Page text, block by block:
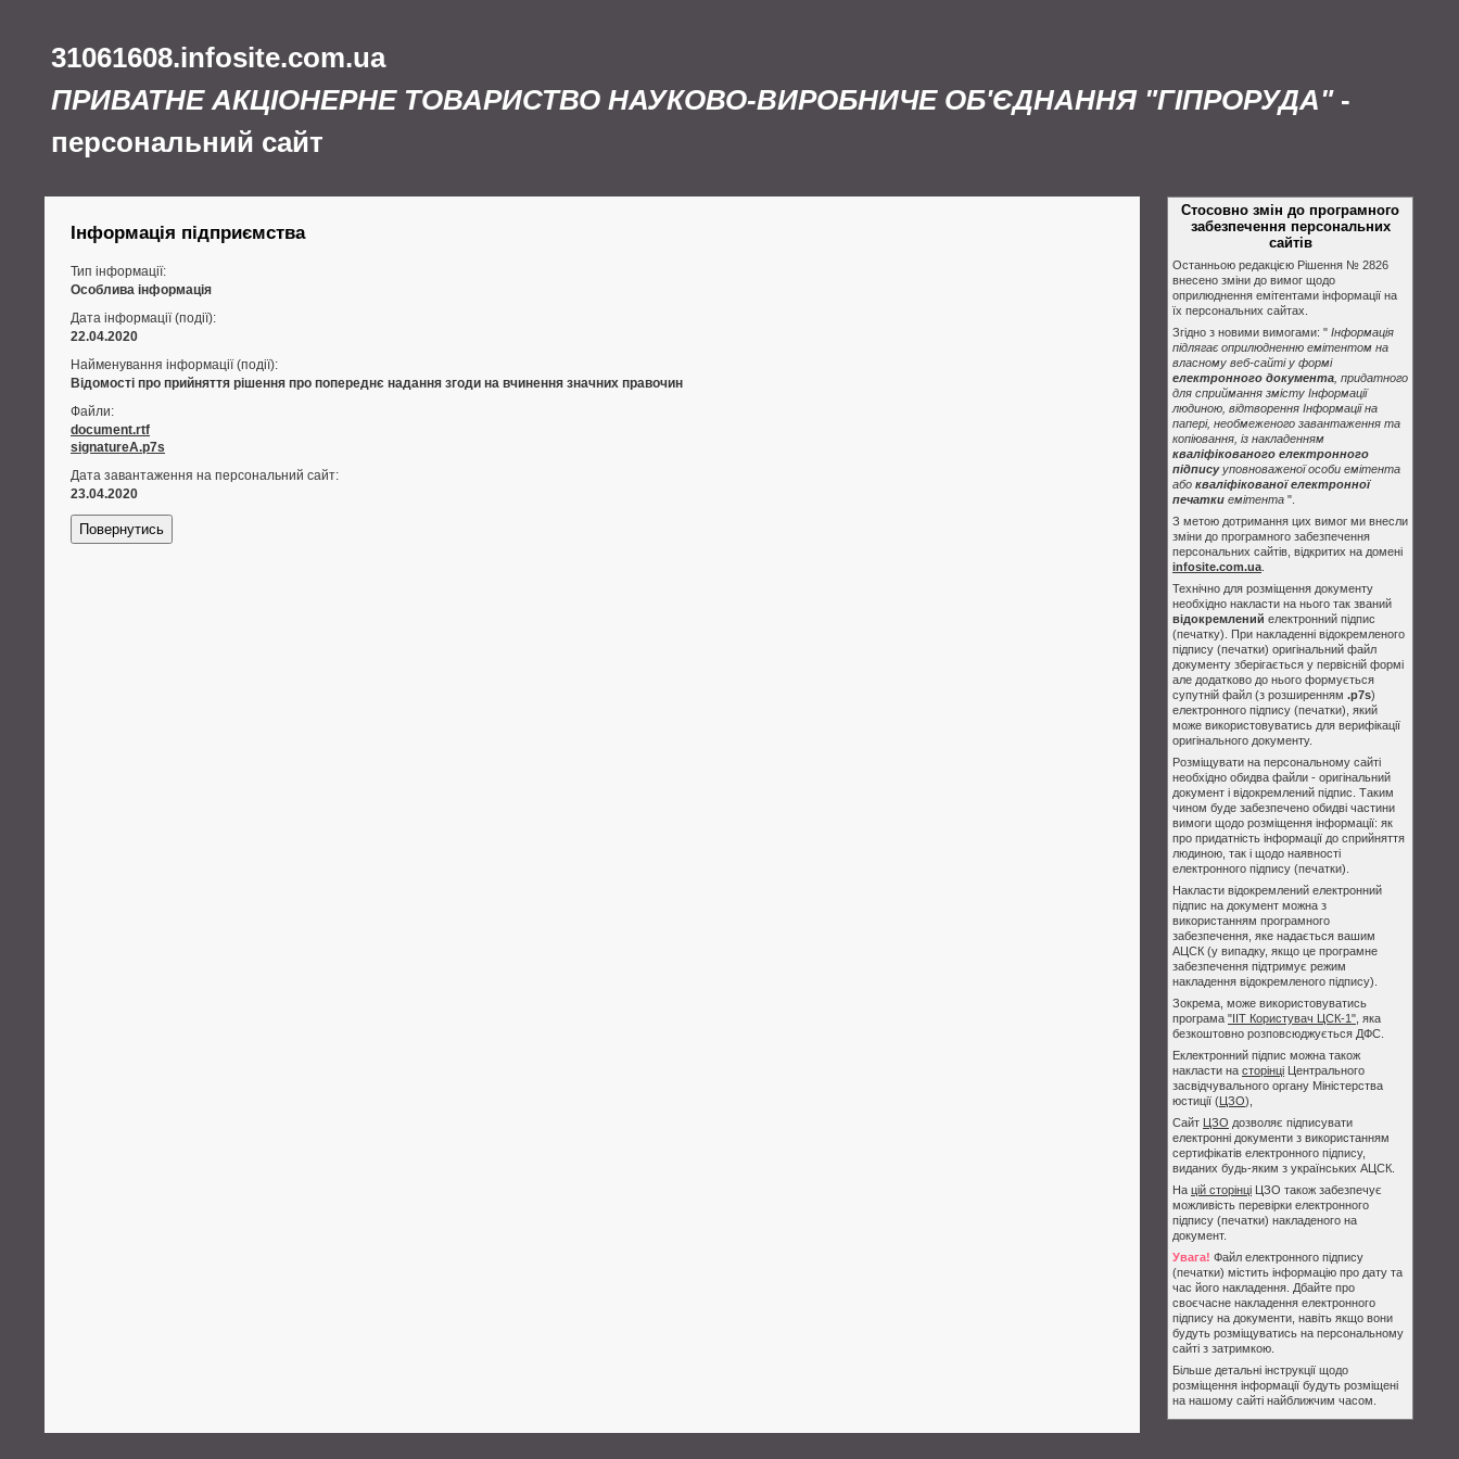
31061608.infosite.com.ua
ПРИВАТНЕ АКЦІОНЕРНЕ ТОВАРИСТВО НАУКОВО-ВИРОБНИЧЕ ОБ'ЄДНАННЯ "ГІПРОРУДА"-
персональний сайт
Інформація підприємства
Тип інформації:
Особлива інформація
Дата інформації (події):
22.04.2020
Найменування інформації (події):
Відомості про прийняття рішення про попереднє надання згоди на вчинення значних правочин
Файли:
document.rtf
signatureA.p7s
Дата завантаження на персональний сайт:
23.04.2020
Повернутись
Стосовно змін до програмного
забезпечення персональних
сайтів
Останньою редакцією Рішення № 2826
внесено зміни до вимог щодо
оприлюднення емітентами інформації на
їх персональних сайтах.
Згідно з новими вимогами: " Інформація
підлягає оприлюдненню емітентом на
власному веб-сайті у формі
електронного документа , придатного
для сприймання змісту Інформації
людиною, відтворення Інформації на
папері, необмеженого завантаження та
копіювання, із накладенням
кваліфікованого електронного
підписууповноваженої особи емітента
або кваліфікованої електронної
печатки емітента ".
З метою дотримання цих вимог ми внесли
зміни до програмного забезпечення
персональних сайтів, відкритих на домені
infosite.com.ua
Технічно для розміщення документу
необхідно накласти на нього так званий
відокремлений електронний підпис
(печатку). При накладенні відокремленого
підпису (печатки) оригінальний файл
документу зберігається у первісній формі
але додатково до нього формується
супутній файл (з розширенням .p7s)
електронного підпису (печатки), який
може використовуватись для верифікації
оригінального документу.
Розміщувати на персональному сайті
необхідно обидва файли - оригінальний
документ і відокремлений підпис. Таким
чином буде забезпечено обидві частини
вимоги щодо розміщення інформації: як
про придатність інформації до сприйняття
людиною, так і щодо наявності
електронного підпису (печатки).
Накласти відокремлений електронний
підпис на документ можна з
використанням програмного
забезпечення, яке надається вашим
АЦСК (у випадку, якщо це програмне
забезпечення підтримує режим
накладення відокремленого підпису).
Зокрема, може використовуватись
програма "ІІТ Користувач ЦСК-1" , яка
безкоштовно розповсюджується ДФС.
Еклектронний підпис можна також
накласти на сторінці Центрального
засвідчувального органу Міністерства
юстиції (ЦЗО),
Сайт ЦЗО дозволяє підписувати
електронні документи з використанням
сертифікатів електронного підпису,
виданих будь-яким з українських АЦСК.
На цій сторінці ЦЗО також забезпечує
можливість перевірки електронного
підпису (печатки) накладеного на
документ.
Увага! Файл електронного підпису
(печатки) містить інформацію про дату та
час його накладення. Дбайте про
своєчасне накладення електронного
підпису на документи, навіть якщо вони
будуть розміщуватись на персональному
сайті з затримкою.
Більше детальні інструкції щодо
розміщення інформації будуть розміщені
на нашому сайті найближчим часом.